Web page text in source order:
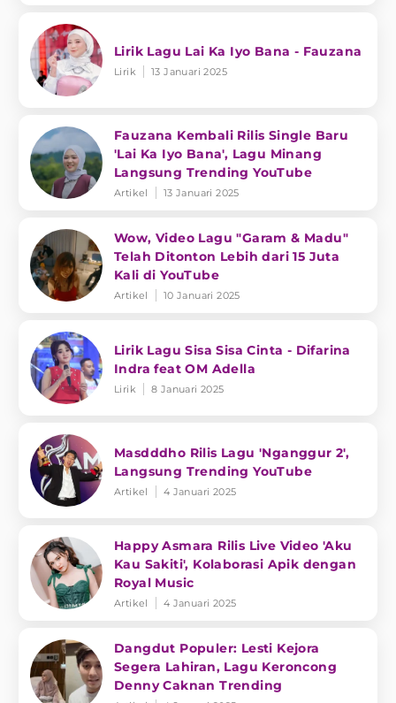
Lirik Lagu Lai Ka Iyo Bana - Fauzana
Lirik 13 Januari 2025
Fauzana Kembali Rilis Single Baru
'Lai Ka Iyo Bana', Lagu Minang
Langsung Trending YouTube
Artikel 13 Januari 2025
Wow, Video Lagu "Garam & Madu"
Telah Ditonton Lebih dari 15 Juta
Kali di YouTube
Artikel 10 Januari 2025
Lirik Lagu Sisa Sisa Cinta - Difarina
Indra feat OM Adella
Lirik 8 Januari 2025
Masdddho Rilis Lagu 'Nganggur 2',
Langsung Trending YouTube
Artikel 4 Januari 2025
Happy Asmara Rilis Live Video 'Aku
Kau Sakiti', Kolaborasi Apik dengan
Royal Music
Artikel 4 Januari 2025
Dangdut Populer: Lesti Kejora
Segera Lahiran, Lagu Keroncong
Denny Caknan Trending